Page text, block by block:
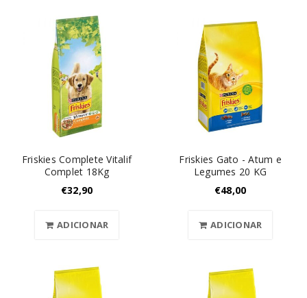
Friskies Complete Vitalif
Complet 18Kg
€32,90
ADICIONAR
Friskies Gato - Atum e
Legumes 20 KG
€48,00
ADICIONAR